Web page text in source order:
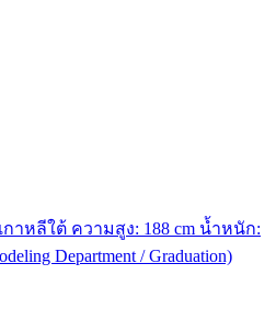
าหลีใต้ ความสูง: 188 cm น้ำหนัก:
Department / Graduation)